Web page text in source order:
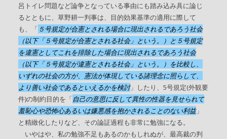
呂トイレ問題など論争となっている事由にも踏み込み具に論じ
るとともに、草野耕一判事は、目的効果基準の適用に際して
も、「 ５号規定が合憲とされる場合に現出されるであろう社会
（以下「５号規定が合憲とされる社会」という。）と５号規定
を違憲としてこれを排除した場合に現出されるであろう社会
（以下「５号規定が違憲とされる社会」という。）を比較し、
いずれの社会の方が、憲法が体現している諸理念に照らして、
より善い社会であるといえるかを検討」したり、5号規定(外観要
件)の制約目的を「自己の意思に反して異性の性器を見せられて
羞恥心や恐怖心あるいは嫌悪感を抱かされることのない利益」
と精緻化したりなど、その論証過程も非常に勉強になる。
いやはや、私の勉強不足もあるのかもしれぬが、最高裁の判